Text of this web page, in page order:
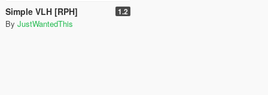
Simple VLH [RPH] 1.2
By JustWantedThis